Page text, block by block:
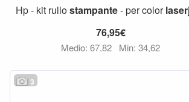
Hp - kit rullostampante- per color
76,95€
Medio: 67,82 Min: 34,62
3